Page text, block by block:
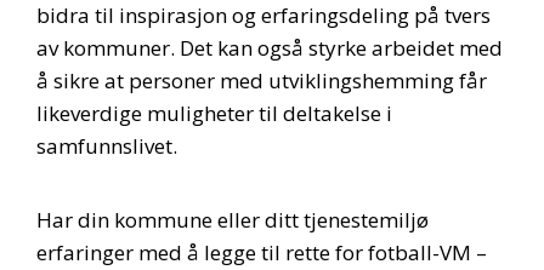
bidra til inspirasjon og erfaringsdeling på tvers
av kommuner. Det kan også styrke arbeidet med
å sikre at personer med utviklingshemming får
likeverdige muligheter til deltakelse i
samfunnslivet.
Har din kommune eller ditt tjenestemiljø
erfaringer med å legge til rette for fotball-VM –